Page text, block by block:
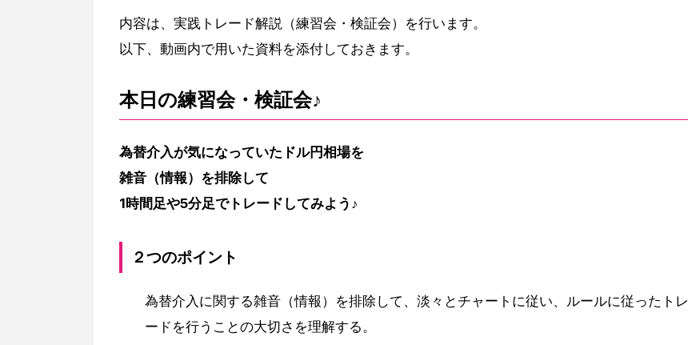
内容は、実践トレード解説（練習会・検証会）を行います。
以下、動画内で用いた資料を添付しておきます。
本日の練習会・検証会♪
為替介入が気になっていたドル円相場を
雑音（情報）を排除して
1時間足や5分足でトレードしてみよう♪
２つのポイント
為替介入に関する雑音（情報）を排除して、淡々とチャートに従い、ルールに従ったトレ
ードを行うことの大切さを理解する。